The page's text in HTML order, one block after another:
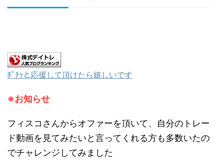
ﾎﾟﾁｯと応援して頂けたら嬉しいです
※お知らせ
フィスコさんからオファーを頂いて、自分のトレー
ド動画を見てみたいと言ってくれる方も多数いたの
でチャレンジしてみました